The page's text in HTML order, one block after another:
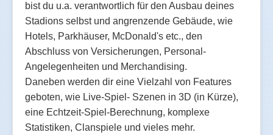
bist du u.a. verantwortlich für den Ausbau deines
Stadions selbst und angrenzende Gebäude, wie
Hotels, Parkhäuser, McDonald's etc., den
Abschluss von Versicherungen, Personal-
Angelegenheiten und Merchandising.
Daneben werden dir eine Vielzahl von Features
geboten, wie Live-Spiel- Szenen in 3D (in Kürze),
eine Echtzeit-Spiel-Berechnung, komplexe
Statistiken, Clanspiele und vieles mehr.